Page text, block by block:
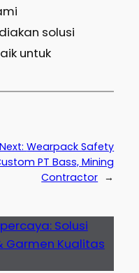
solusi
untuk
Next:Wearpack Safety
PT Bass, Mining
Contractor →